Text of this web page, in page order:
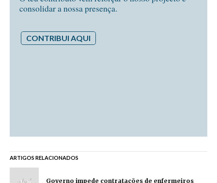
consolidar a nossa presença.
CONTRIBUI AQUI
ARTIGOS RELACIONADOS
Governo impede contratações de enfermeiros